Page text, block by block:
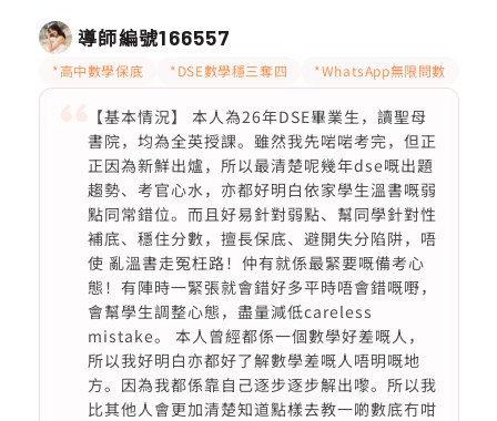
導師編號166557
*高中數學保底 *DSE數學穩三奪四 *WhatsApp無限問數
【基本情況】 本人為26年DSE畢業生，讀聖母
書院，均為全英授課。雖然我先啱啱考完，但正
正因為新鮮出爐，所以最清楚呢幾年dse嘅出題
趨勢、考官心水，亦都好明白依家學生溫書嘅弱
點同常錯位。而且好易針對弱點、幫同學針對性
補底、穩住分數，擅長保底、避開失分陷阱，唔
使 亂溫書走冤枉路！仲有就係最緊要嘅備考心
態！有陣時一緊張就會錯好多平時唔會錯嘅嘢，
會幫學生調整心態，盡量減低careless
mistake。 本人曾經都係一個數學好差嘅人，
所以我好明白亦都好了解數學差嘅人唔明嘅地
方。因為我都係靠自己逐步逐步解出嚟。所以我
比其他人會更加清楚知道點樣去教一啲數底冇咁